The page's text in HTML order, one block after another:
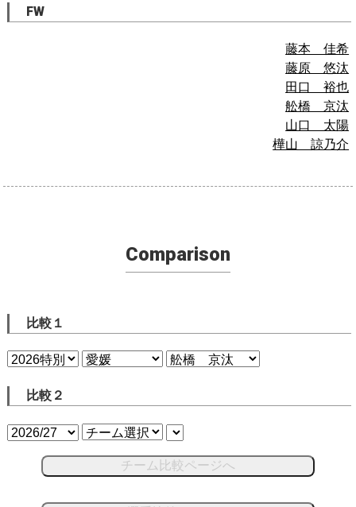
FW
藤本 佳希
藤原 悠汰
田口 裕也
舩橋 京汰
山口 太陽
樺山 諒乃介
Comparison
比較１
比較２
チーム比較ページへ